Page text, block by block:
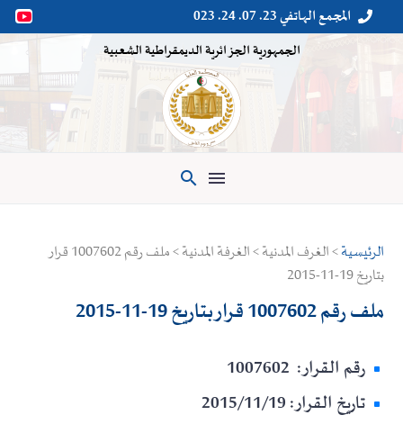

 المجمع الهاتفي 23. 07. 24. 023
الجمهورية الجزائرية الديمقراطية الشعبية

الرئيسية
> الغرف المدنية > الغرفة المدنية > ملف رقم 1007602 قرار
بتاريخ 19-11-2015
ملف رقم 1007602 قرار بتاريخ 19-11-2015
رقم القرار: 1007602
تاريخ القرار: 2015/11/19